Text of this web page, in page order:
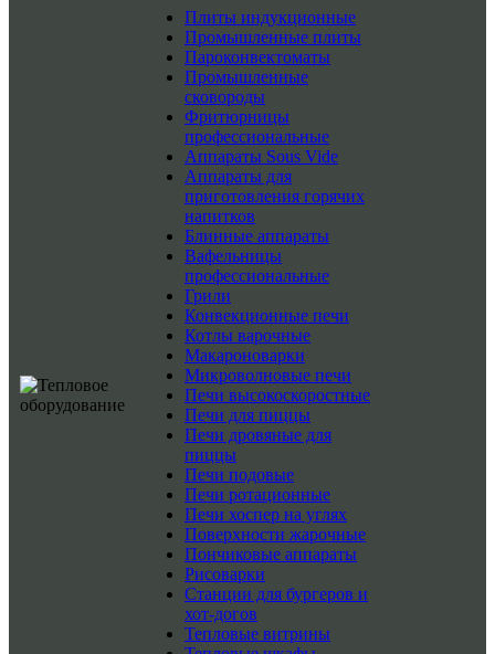
Плиты индукционные
Промышленные плиты
Пароконвектоматы
Промышленные
сковороды
Фритюрницы
профессиональные
Аппараты Sous Vide
Аппараты для
приготовления горячих
напитков
Блинные аппараты
Вафельницы
профессиональные
Грили
Конвекционные печи
Котлы варочные
Макароноварки
Микроволновые печи
Печи высокоскоростные
Печи для пиццы
Печи дровяные для
пиццы
Печи подовые
Печи ротационные
Печи хоспер на углях
Поверхности жарочные
Пончиковые аппараты
Рисоварки
Станции для бургеров и
хот-догов
Тепловые витрины